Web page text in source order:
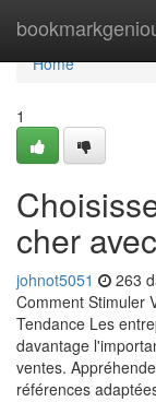
Home
Home
1
cher
johnot5051 263
Comment Stimuler
Tendance Les
davantage
ventes.
références